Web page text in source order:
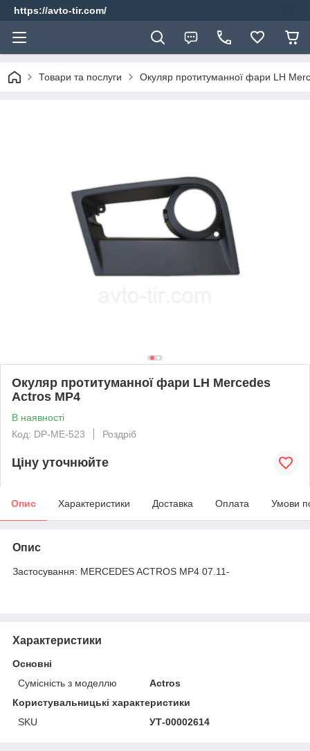
https://avto-tir.com/
Товари та послуги Окуляр протитуманної фари LH
Окуляр протитуманної фари LH Mercedes
Actros MP4
В наявності
Код: DP-ME-523
Роздріб
Ціну уточнюйте
Опис Характеристики Доставка Оплата Умови
Опис
Застосування: MERCEDES ACTROS MP4 07.11-
Характеристики
Основні
Сумісність з моделлю
Actros
Користувальницькі характеристики
SKU
УТ-00002614